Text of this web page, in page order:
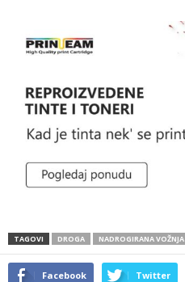
TAGOVI DROGA NADROGIRANA VOŽNJA
Facebook Twitter